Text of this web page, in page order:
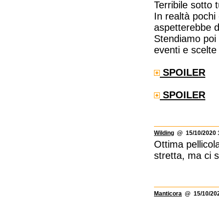
Terribile sotto
In realtà
aspetterebbe
Stendiamo
eventi e
SPOILER
SPOILER
Wilding @ 15/10/2020
Ottima
stretta, ma ci
Manticora @ 15/10/